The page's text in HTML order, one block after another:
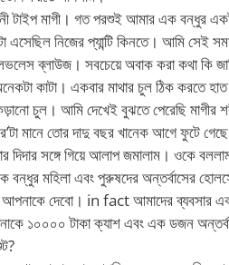
টাইপ মাগী। গত পরশুই আমার এক
নিজের প্যান্টি কিনতে। আমি সেই
ব্লাউজ। সবচেয়ে অবাক করা কথা কি
কাটা। একবার মাথার চুল ঠিক করতে
চুল। আমি দেখেই বুঝতে পেরেছি মাগীর
মানে তোর দাদু বছর খানেক আগে ফুটে
সঙ্গে গিয়ে আলাপ জমালাম। ওকে
মহিলা এবং পুরুষদের অন্তর্বাসের
দেবো। in fact আমাদের ব্যবসার
১০০০০ টাকা ক্যাশ এবং এক ডজন